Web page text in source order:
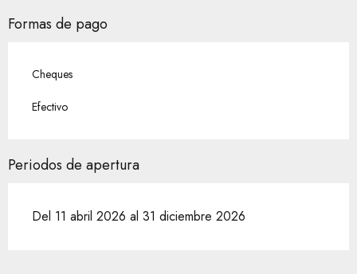
Formas de pago
Cheques
Efectivo
Periodos de apertura
Del 11 abril 2026 al 31 diciembre 2026